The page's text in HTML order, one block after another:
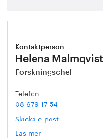
Kontaktperson
Helena Malmqvist
Forskningschef
Telefon
08 679 17 54
Skicka e-post
Läs mer